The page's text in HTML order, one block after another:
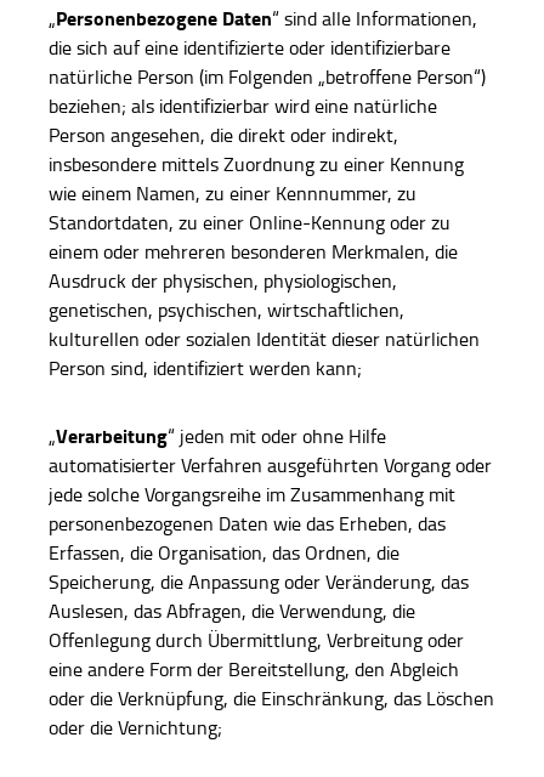
„Personenbezogene Daten“ sind alle Informationen,
die sich auf eine identifizierte oder identifizierbare
natürliche Person (im Folgenden „betroffene Person“)
beziehen; als identifizierbar wird eine natürliche
Person angesehen, die direkt oder indirekt,
insbesondere mittels Zuordnung zu einer Kennung
wie einem Namen, zu einer Kennnummer, zu
Standortdaten, zu einer Online-Kennung oder zu
einem oder mehreren besonderen Merkmalen, die
Ausdruck der physischen, physiologischen,
genetischen, psychischen, wirtschaftlichen,
kulturellen oder sozialen Identität dieser natürlichen
Person sind, identifiziert werden kann;
„Verarbeitung“ jeden mit oder ohne Hilfe
automatisierter Verfahren ausgeführten Vorgang oder
jede solche Vorgangsreihe im Zusammenhang mit
personenbezogenen Daten wie das Erheben, das
Erfassen, die Organisation, das Ordnen, die
Speicherung, die Anpassung oder Veränderung, das
Auslesen, das Abfragen, die Verwendung, die
Offenlegung durch Übermittlung, Verbreitung oder
eine andere Form der Bereitstellung, den Abgleich
oder die Verknüpfung, die Einschränkung, das Löschen
oder die Vernichtung;